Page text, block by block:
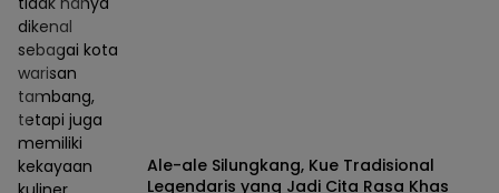
dikenal
sebagai kota
warisan
tambang,
tetapi juga
memiliki
kekayaan
Ale-ale Silungkang, Kue Tradisional
Legendaris yang Jadi Cita Rasa Khas